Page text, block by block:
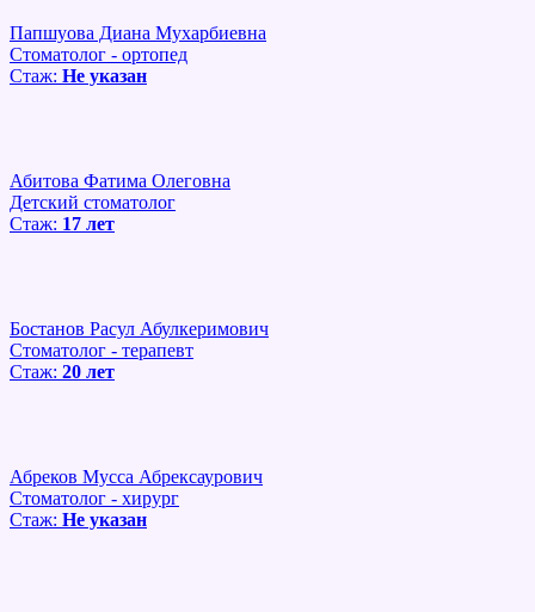
Папшуова Диана Мухарбиевна
Стоматолог - ортопед
Стаж: Не указан
Абитова Фатима Олеговна
Детский стоматолог
Стаж: 17 лет
Бостанов Расул Абулкеримович
Стоматолог - терапевт
Стаж: 20 лет
Абреков Мусса Абрексаурович
Стоматолог - хирург
Стаж: Не указан